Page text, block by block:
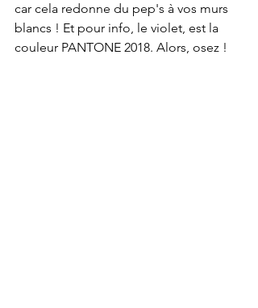
car cela redonne du pep's à vos murs
blancs ! Et pour info, le violet, est la
couleur PANTONE 2018. Alors, osez !